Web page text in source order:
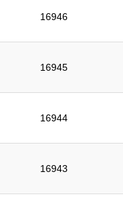
16946
16945
16944
16943